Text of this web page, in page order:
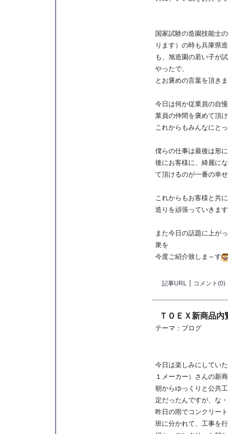
国家試験の造園技能士
ります）の時も兵庫県
も、旭造園の若い子が
やったで、
とお褒めの言葉を頂き
今日は何か従業員の自
業員の仲間を褒めて頂
これからもみんなにと
僕らの仕事は最後は形
後にお客様に、綺麗に
て頂けるのが一番の幸
これからもお客様と共
造りを頑張っていきます
また今日の話題に上が
衆を
今度ご紹介致しま～す
記事URL コメント(0)
ＴＯＥＸ新商品内
テーマ： ブログ
今日は楽しみにしてい
１メーカー）さんの新
朝からゆっくりと公共
定だったんですが、な
昨日の雨でコンクリー
班に分かれて、工事を